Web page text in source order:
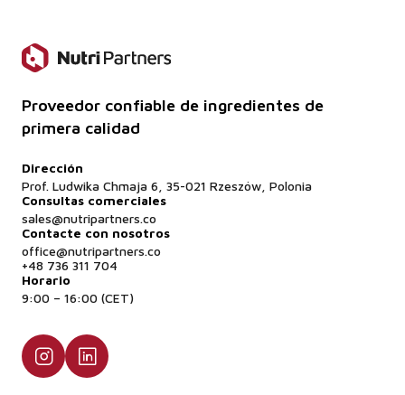
Proveedor confiable de ingredientes de
primera calidad
Dirección
Prof. Ludwika Chmaja 6, 35-021 Rzeszów, Polonia
Consultas comerciales
sales@nutripartners.co
Contacte con nosotros
office@nutripartners.co
+48 736 311 704
Horario
9:00 – 16:00 (CET)